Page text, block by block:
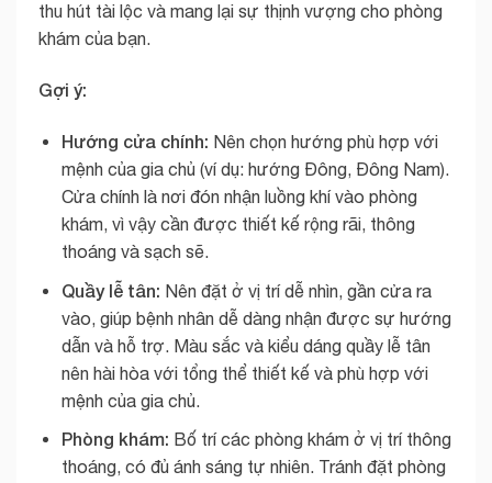
thu hút tài lộc và mang lại sự thịnh vượng cho phòng
khám của bạn.
Gợi ý:
Hướng cửa chính: Nên chọn hướng phù hợp với
mệnh của gia chủ (ví dụ: hướng Đông, Đông Nam).
Cửa chính là nơi đón nhận luồng khí vào phòng
khám, vì vậy cần được thiết kế rộng rãi, thông
thoáng và sạch sẽ.
Quầy lễ tân: Nên đặt ở vị trí dễ nhìn, gần cửa ra
vào, giúp bệnh nhân dễ dàng nhận được sự hướng
dẫn và hỗ trợ. Màu sắc và kiểu dáng quầy lễ tân
nên hài hòa với tổng thể thiết kế và phù hợp với
mệnh của gia chủ.
Phòng khám: Bố trí các phòng khám ở vị trí thông
thoáng, có đủ ánh sáng tự nhiên. Tránh đặt phòng